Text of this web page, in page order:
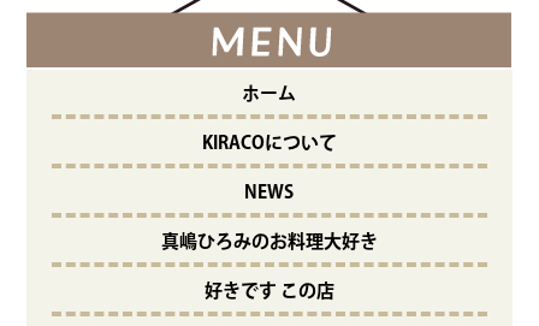
ホーム
KIRACOについて
NEWS
真嶋ひろみのお料理大好き
好きです この店